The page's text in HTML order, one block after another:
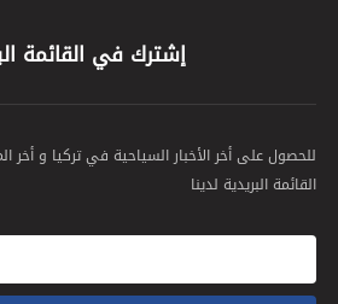
إشترك في القائمة
للحصول على أخر الأخبار السياحية في تركيا و
القائمة البريدية لدينا